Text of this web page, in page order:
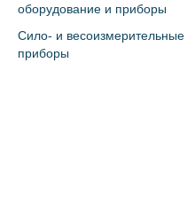
оборудование и приборы
Сило- и весоизмерительные
приборы